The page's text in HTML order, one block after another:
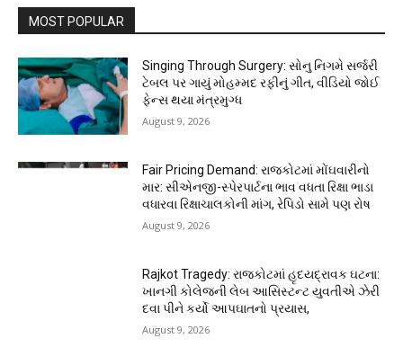
MOST POPULAR
Singing Through Surgery: સોનુ નિગમે સર્જરી
ટેબલ પર ગાયું મોહમ્મદ રફીનું ગીત, વીડિયો જોઈ
ફેન્સ થયા મંત્રમુગ્ધ
August 9, 2026
Fair Pricing Demand: રાજકોટમાં મોંઘવારીનો
માર: સીએનજી-સ્પેરપાર્ટના ભાવ વધતા રિક્ષા ભાડા
વધારવા રિક્ષાચાલકોની માંગ, રેપિડો સામે પણ રોષ
August 9, 2026
Rajkot Tragedy: રાજકોટમાં હૃદયદ્રાવક ઘટના:
ખાનગી કોલેજની લેબ આસિસ્ટન્ટ યુવતીએ ઝેરી
દવા પીને કર્યો આપઘાતનો પ્રયાસ,
August 9, 2026